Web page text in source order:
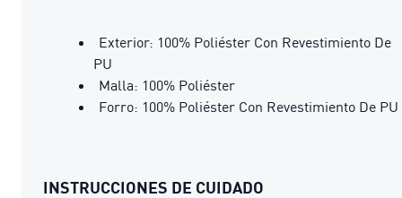
Exterior: 100% Poliéster Con Revestimiento De
PU
Malla: 100% Poliéster
Forro: 100% Poliéster Con Revestimiento De PU
INSTRUCCIONES DE CUIDADO